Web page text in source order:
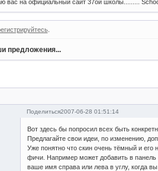
вас на официальный сайт 37ой школы.........
.
предложения...
Поделиться2007-06-28 01:51:14
Вот здесь бы попросил всех быть
Предлагайте свои идеи, по изменению,
Уже понятно что скин очень тёмный и
фичи. Например может добавить в панель
ваше имя справа или лева в углу, когда